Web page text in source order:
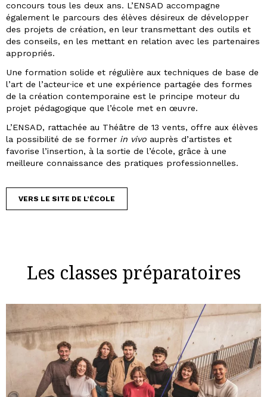
concours tous les deux ans. L’ENSAD accompagne
également le parcours des élèves désireux de développer
des projets de création, en leur transmettant des outils et
des conseils, en les mettant en relation avec les partenaires
appropriés.
Une formation solide et régulière aux techniques de base de
l’art de l’acteur·ice et une expérience partagée des formes
de la création contemporaine est le principe moteur du
projet pédagogique que l’école met en œuvre.
L’ENSAD, rattachée au Théâtre de 13 vents, offre aux élèves
la possibilité de se former in vivo auprès d’artistes et
favorise l’insertion, à la sortie de l’école, grâce à une
meilleure connaissance des pratiques professionnelles.
VERS LE SITE DE L’ÉCOLE
Les classes préparatoires